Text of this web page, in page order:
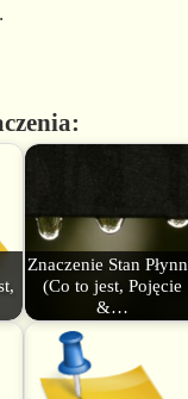
Znaczenie Stan
(Co to jest, Pojęcie
&…